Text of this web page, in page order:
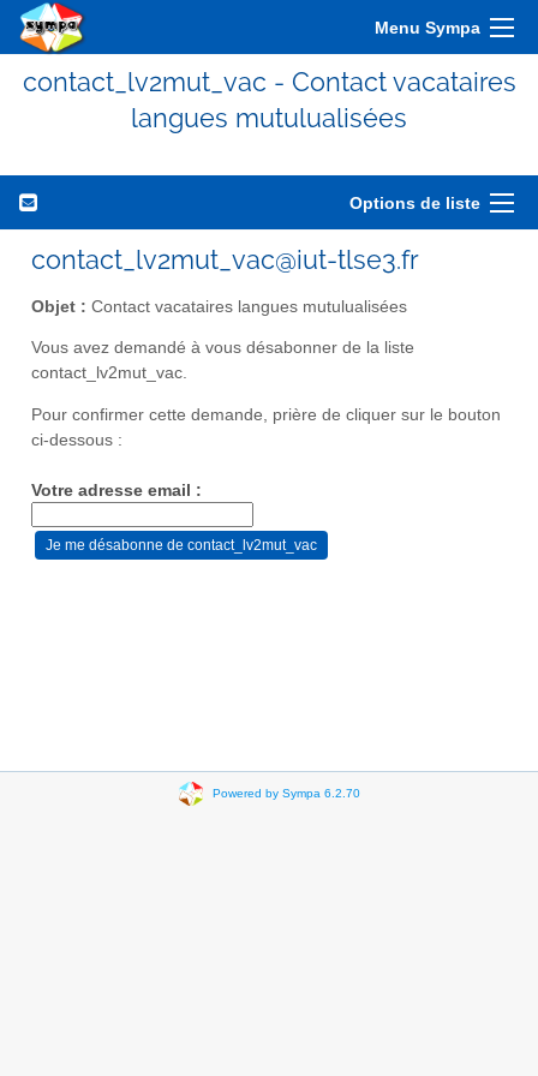
Menu Sympa
contact_lv2mut_vac - Contact vacataires
langues mutulualisées
Options de liste
contact_lv2mut_vac@iut-tlse3.fr
Objet : Contact vacataires langues mutulualisées
Vous avez demandé à vous désabonner de la liste
contact_lv2mut_vac.
Pour confirmer cette demande, prière de cliquer sur le bouton
ci-dessous :
Votre adresse email :
Powered by Sympa 6.2.70